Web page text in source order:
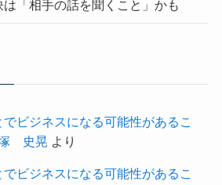
「相手の話を聞くこと」かも
ビジネスになる可能性があるこ
史晃 より
ビジネスになる可能性があるこ